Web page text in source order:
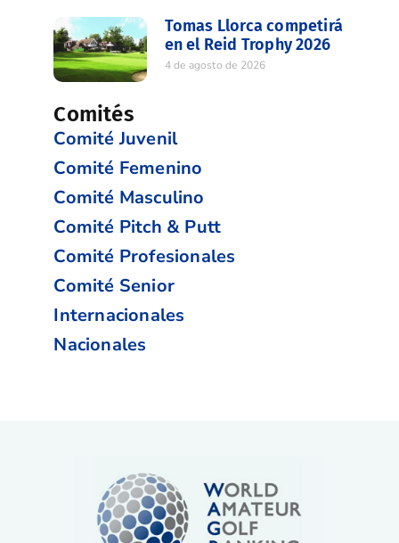
Tomas Llorca competirá
en el Reid Trophy 2026
4 de agosto de 2026
Comités
Comité Juvenil
Comité Femenino
Comité Masculino
Comité Pitch & Putt
Comité Profesionales
Comité Senior
Internacionales
Nacionales